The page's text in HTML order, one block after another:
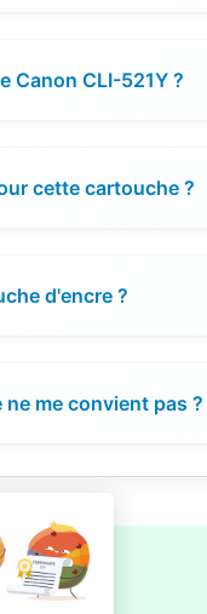
Canon CLI-521Y ?
cette cartouche ?
d'encre ?
me convient pas ?